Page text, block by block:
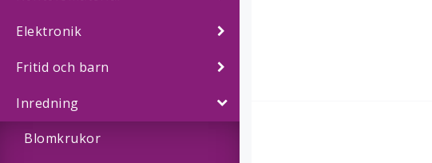
Elektronik
Fritid och barn
Inredning
Blomkrukor